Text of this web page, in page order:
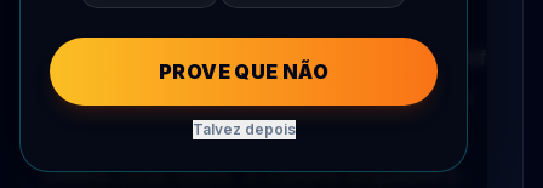
LEITURA RÁPIDA
O UFC.com informou que Jonathan Micallef
está prestes a retornar ao Octógono neste
sábado no Qudos Bank Arena em Sydney
contra Oban Elliott. A matéria enquadra o
PROVE QUE NÃO
Talvez depois